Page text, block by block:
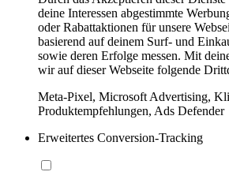
deine Interessen abgestimmte
oder Rabattaktionen für unsere
basierend auf deinem Surf- und
sowie deren Erfolge messen. Mit
wir auf dieser Webseite folgende
Meta-Pixel, Microsoft Advertising,
Produktempfehlungen, Ads Defender
Erweitertes Conversion-Tracking